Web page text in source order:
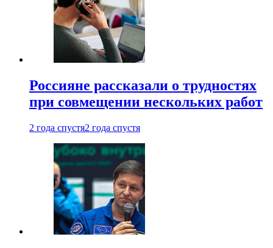
Россияне рассказали о трудностях
при совмещении нескольких работ
2 года спустя2 года спустя